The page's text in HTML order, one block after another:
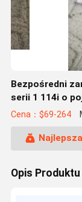
Bezpośredni
serii 1 114i o
N13B16M0
Cena：$69-264
Opis Produktu